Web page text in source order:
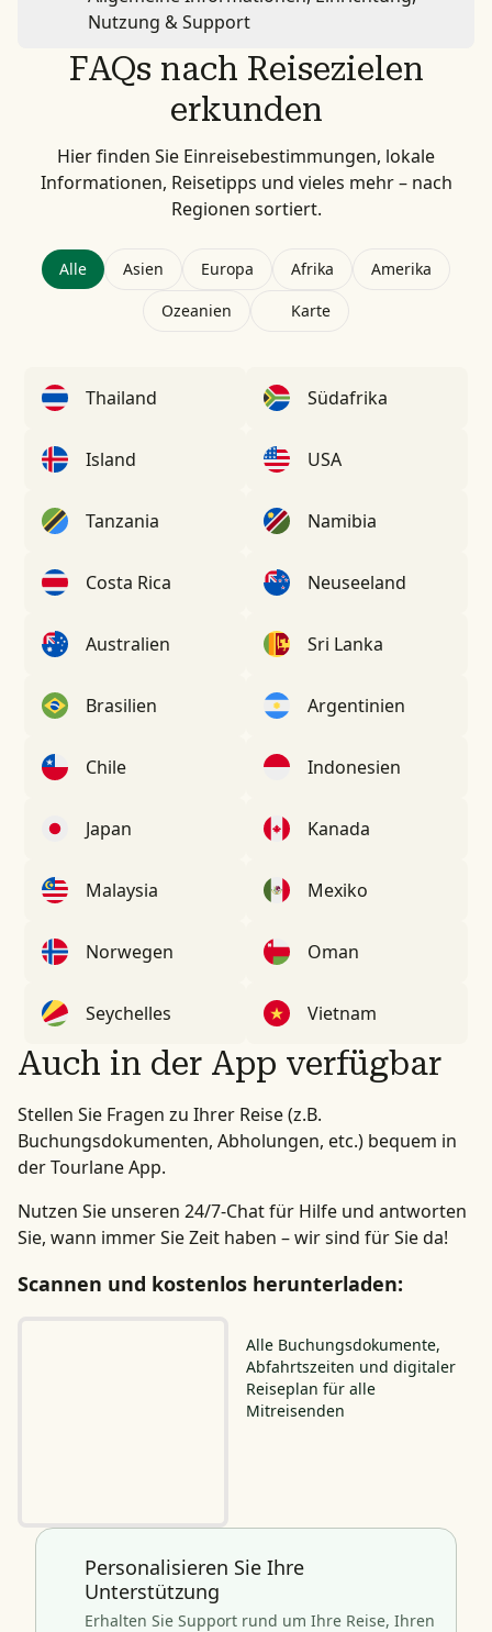
Nutzung & Support
FAQs nach Reisezielen
erkunden
Hier finden Sie Einreisebestimmungen, lokale
Informationen, Reisetipps und vieles mehr – nach
Regionen sortiert.
Alle Asien Europa Afrika
Amerika
Ozeanien
Karte
Thailand Südafrika
Island USA
Tanzania Namibia
Costa Rica Neuseeland
Australien Sri Lanka
Brasilien Argentinien
Chile Indonesien
Japan Kanada
Malaysia Mexiko
Norwegen Oman
Seychelles Vietnam
Auch in der App verfügbar
Stellen Sie Fragen zu Ihrer Reise (z.B.
Buchungsdokumenten, Abholungen, etc.) bequem in
der Tourlane App.
Nutzen Sie unseren 24/7-Chat für Hilfe und antworten
Sie, wann immer Sie Zeit haben – wir sind für Sie da!
Scannen und kostenlos herunterladen:
Alle Buchungsdokumente,
Abfahrtszeiten und digitaler
Reiseplan für alle
Mitreisenden
Personalisieren Sie Ihre
Unterstützung
Erhalten Sie Support rund um Ihre Reise, Ihren